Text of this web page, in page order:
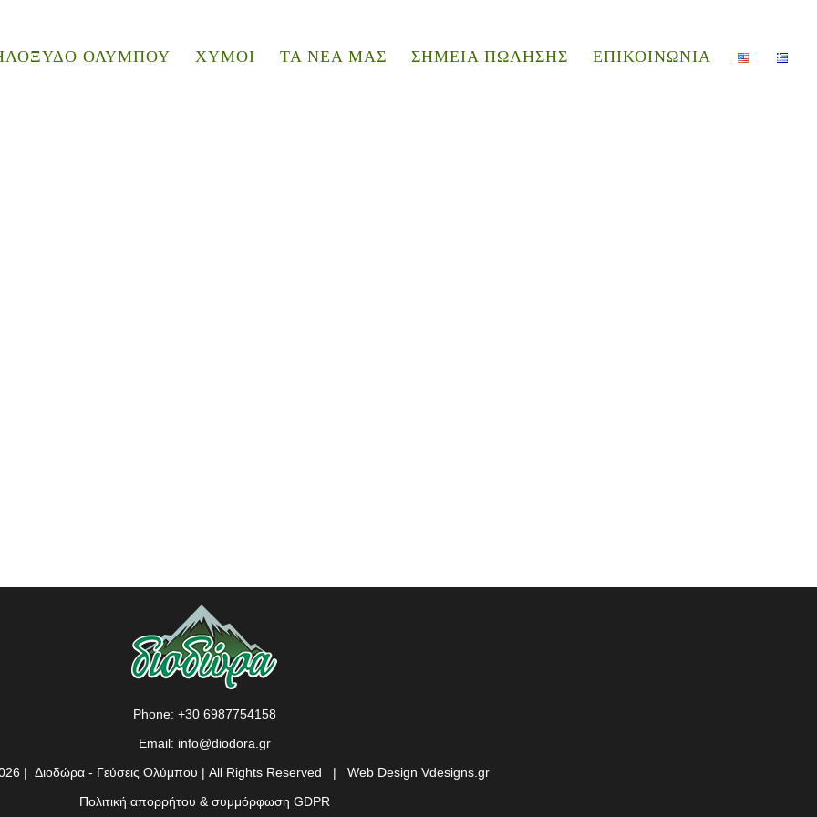
ΟΛΥΜΠΟΥ ΧΥΜΟΙ ΤΑ ΝΕΑ ΜΑΣ ΣΗΜΕΙΑ ΠΩΛΗΣΗΣ ΕΠΙΚΟΙΝΩΝΙΑ
Phone: +30 6987754158
Email: info@diodora.gr
| Διοδώρα - Γεύσεις Ολύμπου | All Rights Reserved | Web Design Vdesigns.gr
Πολιτική απορρήτου & συμμόρφωση GDPR